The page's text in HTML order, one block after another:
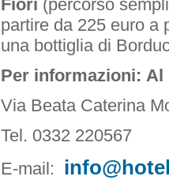
Fiori (percorso
partire da 225 euro a
una bottiglia di
Per informazioni: Al
Via Beata Caterina
Tel. 0332 220567
E-mail: